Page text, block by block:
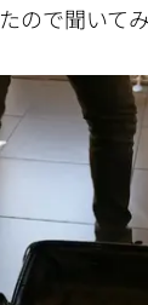
ので聞いて